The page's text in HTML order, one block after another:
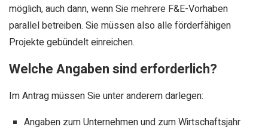
möglich, auch dann, wenn Sie mehrere F&E-Vorhaben
parallel betreiben. Sie müssen also alle förderfähigen
Projekte gebündelt einreichen.
Welche Angaben sind erforderlich?
Im Antrag müssen Sie unter anderem darlegen:
Angaben zum Unternehmen und zum Wirtschaftsjahr